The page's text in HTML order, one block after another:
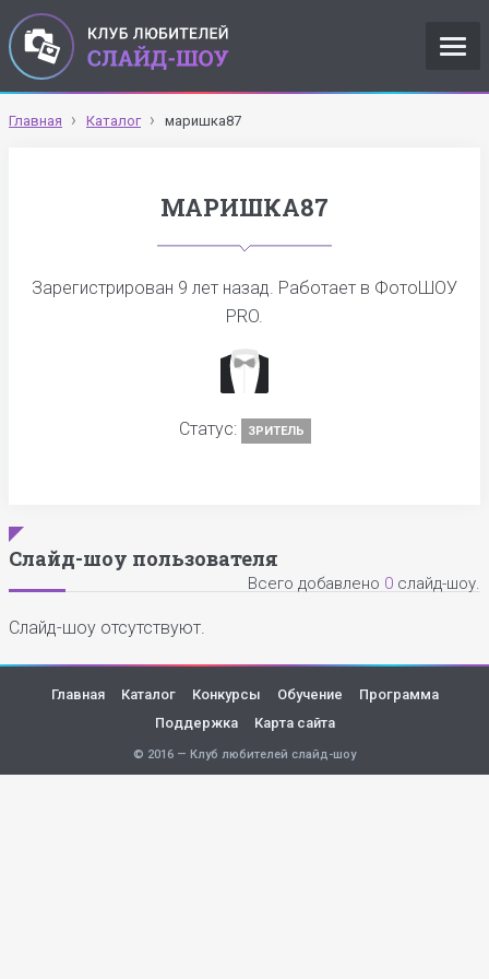
Главная Каталог маришка87
МАРИШКА87
Зарегистрирован 9 лет назад. Работает в ФотоШОУ
PRO.
Статус: ЗРИТЕЛЬ
Слайд-шоу пользователя
Всего добавлено 0 слайд-шоу.
Слайд-шоу отсутствуют.
Главная Каталог Конкурсы Обучение
Программа
Поддержка
Карта сайта
© 2016 — Клуб любителей слайд-шоу